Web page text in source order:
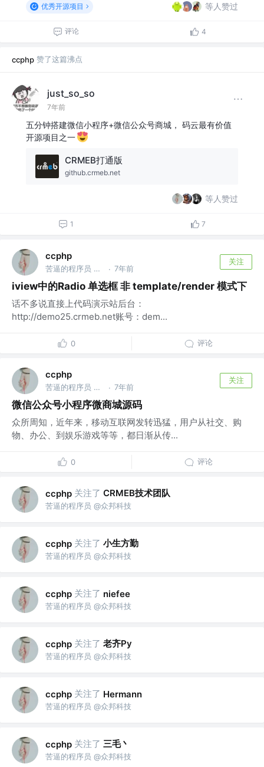
优秀开源项目 等人赞过
评论 4
ccphp 赞了这篇沸点
just_so_so
7年前
五分钟搭建微信小程序+微信公众号商城， 码云最有价值
开源项目之一
CRMEB打通版
github.crmeb.net
等人赞过
1 7
ccphp
苦逼的程序员 @众邦科技 · 7年前
关注
iview中的Radio 单选框 非 template/render 模式下
话不多说直接上代码演示站后台：
http://demo25.crmeb.net账号：dem...
0 评论
ccphp
苦逼的程序员 @众邦科技 · 7年前
关注
微信公众号小程序微商城源码
众所周知，近年来，移动互联网发转迅猛，用户从社交、购
物、办公、到娱乐游戏等等，都日渐从传...
0 评论
ccphp 关注了 CRMEB技术团队
苦逼的程序员 @众邦科技
ccphp 关注了 小生方勤
苦逼的程序员 @众邦科技
ccphp 关注了 niefee
苦逼的程序员 @众邦科技
ccphp 关注了 老齐Py
苦逼的程序员 @众邦科技
ccphp 关注了 Hermann
苦逼的程序员 @众邦科技
ccphp 关注了 三毛丶
苦逼的程序员 @众邦科技